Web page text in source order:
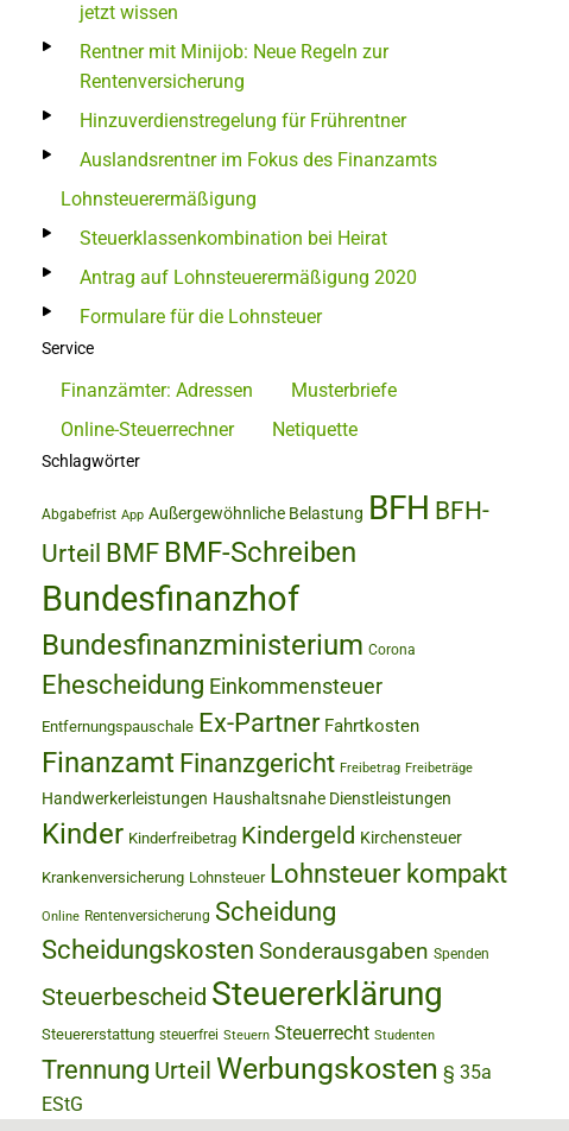
jetzt wissen
Rentner mit Minijob: Neue Regeln zur
Rentenversicherung
Hinzuverdienstregelung für Frührentner
Auslandsrentner im Fokus des Finanzamts
Lohnsteuerermäßigung
Steuerklassenkombination bei Heirat
Antrag auf Lohnsteuerermäßigung 2020
Formulare für die Lohnsteuer
Service
Finanzämter: Adressen
Musterbriefe
Online-Steuerrechner
Netiquette
Schlagwörter
Abgabefrist App Außergewöhnliche Belastung BFH BFH-
Urteil BMF BMF-Schreiben
Bundesfinanzhof
Bundesfinanzministerium Corona
Ehescheidung Einkommensteuer
Entfernungspauschale Ex-Partner Fahrtkosten
Finanzamt Finanzgericht Freibetrag Freibeträge
Handwerkerleistungen Haushaltsnahe Dienstleistungen
Kinder Kinderfreibetrag Kindergeld Kirchensteuer
Krankenversicherung Lohnsteuer Lohnsteuer kompakt
Online Rentenversicherung Scheidung
Scheidungskosten Sonderausgaben Spenden
Steuerbescheid Steuererklärung
Steuererstattung steuerfrei Steuern Steuerrecht Studenten
Trennung Urteil Werbungskosten § 35a
EStG